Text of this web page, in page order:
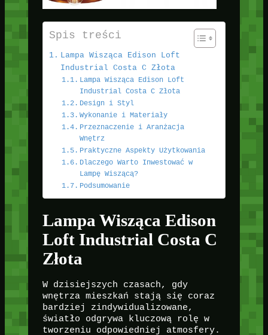
Spis treści
Lampa Wisząca Edison Loft
Industrial Costa C Złota
Lampa Wisząca Edison Loft
Industrial Costa C Złota
Design i Styl
Wykonanie i Materiały
Przeznaczenie i Aranżacja
Wnętrz
Praktyczne Aspekty Użytkowania
Dlaczego Warto Inwestować w
Lampę Wiszącą?
Podsumowanie
Lampa Wisząca Edison
Loft Industrial Costa C
Złota
W dzisiejszych czasach, gdy
wnętrza mieszkań stają się coraz
bardziej zindywidualizowane,
światło odgrywa kluczową rolę w
tworzeniu odpowiedniej atmosfery.